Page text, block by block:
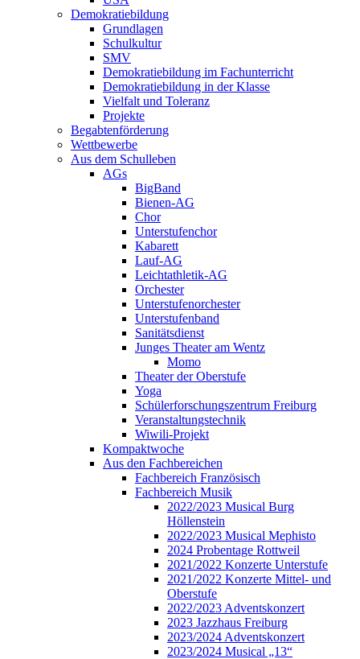
Demokratiebildung
Grundlagen
Schulkultur
SMV
Demokratiebildung im Fachunterricht
Demokratiebildung in der Klasse
Vielfalt und Toleranz
Projekte
Begabtenförderung
Wettbewerbe
Aus dem Schulleben
AGs
BigBand
Bienen-AG
Chor
Unterstufenchor
Kabarett
Lauf-AG
Leichtathletik-AG
Orchester
Unterstufenorchester
Unterstufenband
Sanitätsdienst
Junges Theater am Wentz
Momo
Theater der Oberstufe
Yoga
Schülerforschungszentrum Freiburg
Veranstaltungstechnik
Wiwili-Projekt
Kompaktwoche
Aus den Fachbereichen
Fachbereich Französisch
Fachbereich Musik
2022/2023 Musical Burg
Höllenstein
2022/2023 Musical Mephisto
2024 Probentage Rottweil
2021/2022 Konzerte Unterstufe
2021/2022 Konzerte Mittel- und
Oberstufe
2022/2023 Adventskonzert
2023 Jazzhaus Freiburg
2023/2024 Adventskonzert
2023/2024 Musical „13“